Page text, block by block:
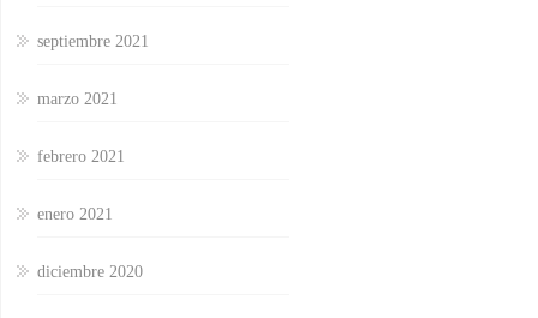
septiembre 2021
marzo 2021
febrero 2021
enero 2021
diciembre 2020